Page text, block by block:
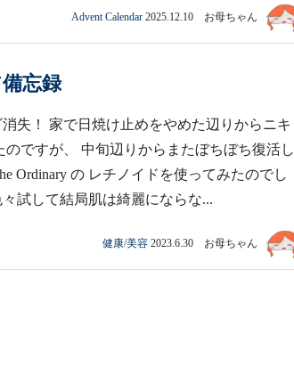
Advent Calendar 2025.12.10 お母ちゃん
忘録
失！ 家で日焼け止めをやめた辺りからニ
ですが、 中旬辺りからまたぼちぼち復活
Ordinary の レチノイドを使ってみたのでし
試して結局肌は綺麗にならな...
健康/美容 2023.6.30 お母ちゃん